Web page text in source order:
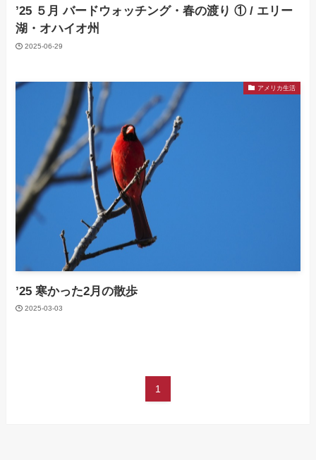
’25 ５月 バードウォッチング・春の渡り ① / エリー
湖・オハイオ州
2025-06-29
アメリカ生活
’25 寒かった2月の散歩
2025-03-03
1